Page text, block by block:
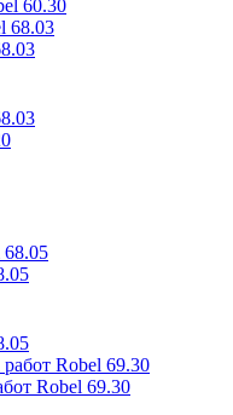
60.30
Robel 69.30